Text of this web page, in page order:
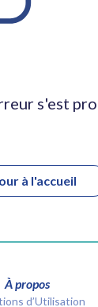
s'est
à l'accueil
À propos
d’Utilisation